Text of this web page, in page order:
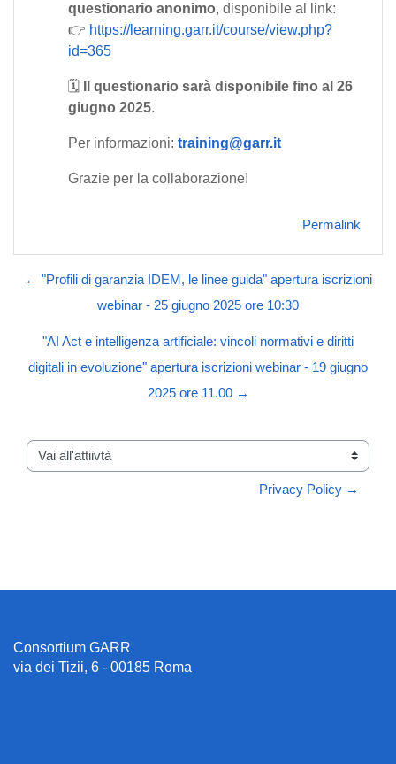
questionario anonimo, disponibile al link:
👉 https://learning.garr.it/course/view.php?
id=365
🗓 Il questionario sarà disponibile fino al 26
giugno 2025.
Per informazioni: training@garr.it
Grazie per la collaborazione!
Permalink
← "Profili di garanzia IDEM, le linee guida" apertura iscrizioni
webinar - 25 giugno 2025 ore 10:30
"AI Act e intelligenza artificiale: vincoli normativi e diritti
digitali in evoluzione" apertura iscrizioni webinar - 19 giugno
2025 ore 11.00 →
Vai all'attiivtà
Privacy Policy →
Consortium GARR
via dei Tizii, 6 - 00185 Roma